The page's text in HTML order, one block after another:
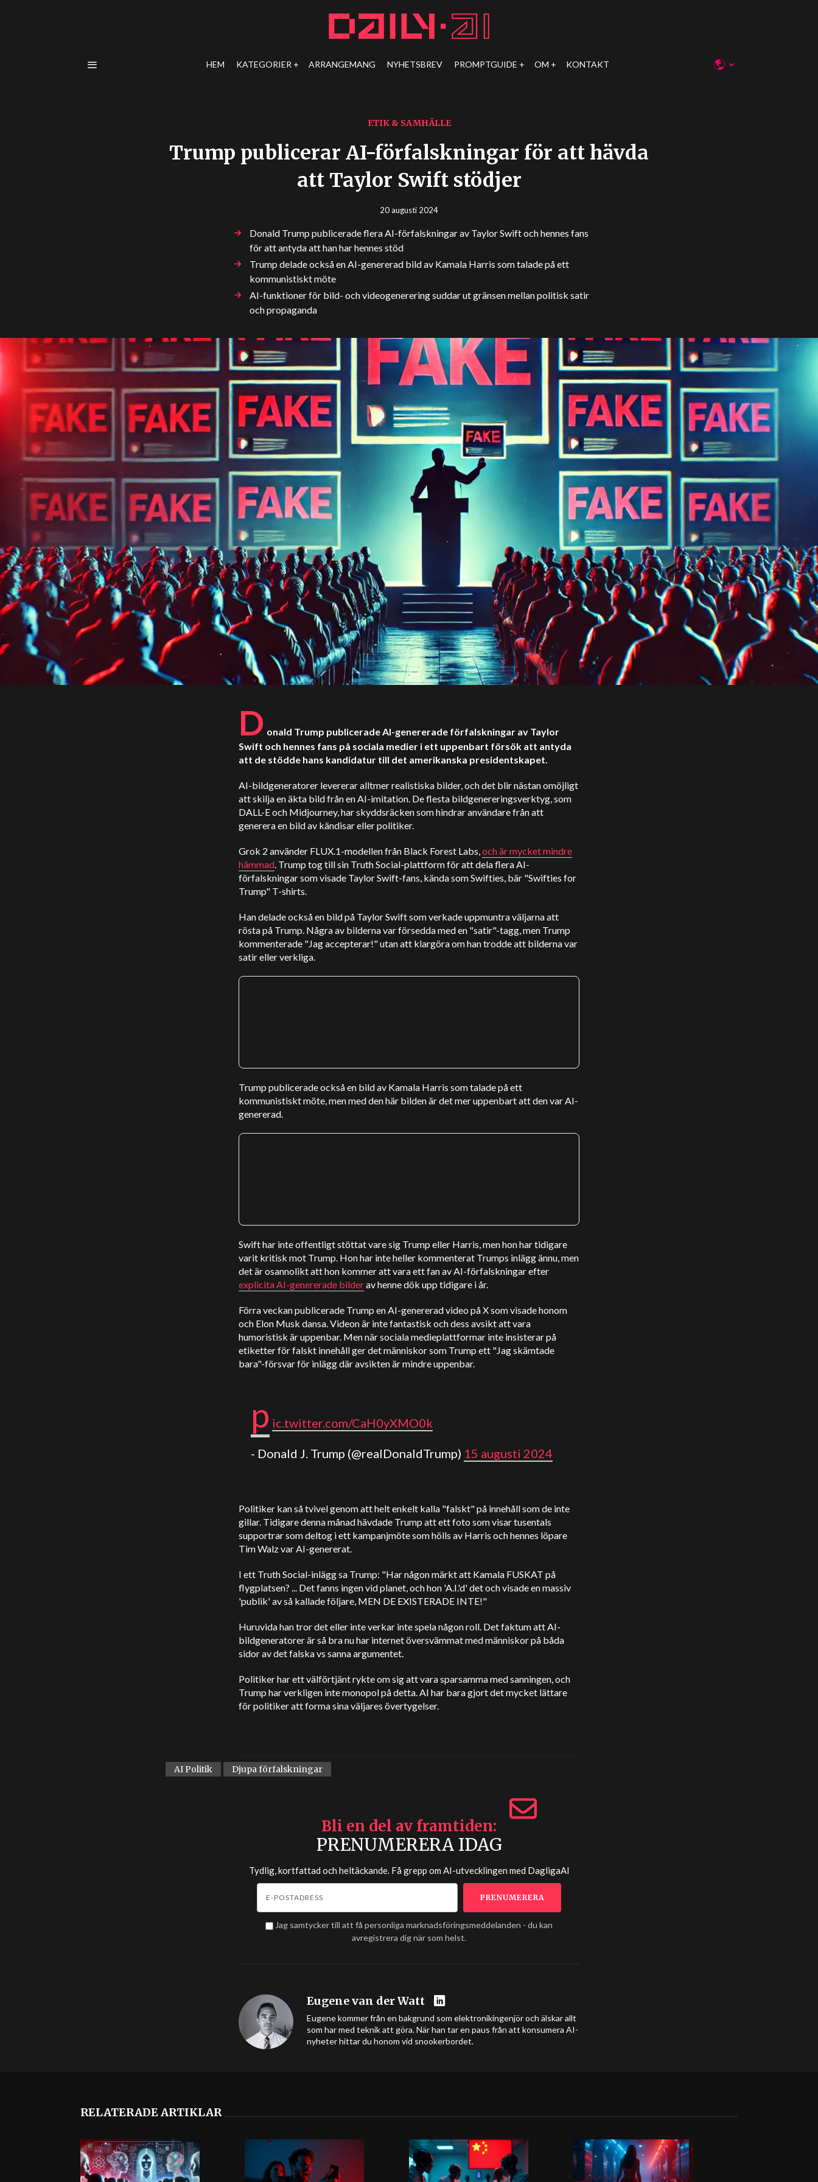
HEM KATEGORIER ARRANGEMANG NYHETSBREV PROMPTGUIDE OM KONTAKT
ETIK & SAMHÄLLE
Trump publicerar AI-förfalskningar för att hävda
att Taylor Swift stödjer
20 augusti 2024
Donald Trump publicerade flera AI-förfalskningar av Taylor Swift och hennes fans
för att antyda att han har hennes stöd
Trump delade också en AI-genererad bild av Kamala Harris som talade på ett
kommunistiskt möte
AI-funktioner för bild- och videogenerering suddar ut gränsen mellan politisk satir
och propaganda
D onald Trump publicerade AI-genererade förfalskningar av Taylor
Swift och hennes fans på sociala medier i ett uppenbart försök att antyda
att de stödde hans kandidatur till det amerikanska presidentskapet.
AI-bildgeneratorer levererar alltmer realistiska bilder, och det blir nästan omöjligt
att skilja en äkta bild från en AI-imitation. De flesta bildgenereringsverktyg, som
DALL-E och Midjourney, har skyddsräcken som hindrar användare från att
generera en bild av kändisar eller politiker.
Grok 2 använder FLUX.1-modellen från Black Forest Labs,och är mycket mindre
hämmad. Trump tog till sin Truth Social-plattform för att dela flera AI-
förfalskningar som visade Taylor Swift-fans, kända som Swifties, bär "Swifties for
Trump" T-shirts.
Han delade också en bild på Taylor Swift som verkade uppmuntra väljarna att
rösta på Trump. Några av bilderna var försedda med en "satir"-tagg, men Trump
kommenterade "Jag accepterar!" utan att klargöra om han trodde att bilderna var
satir eller verkliga.
Trump publicerade också en bild av Kamala Harris som talade på ett
kommunistiskt möte, men med den här bilden är det mer uppenbart att den var AI-
genererad.
Swift har inte offentligt stöttat vare sig Trump eller Harris, men hon har tidigare
varit kritisk mot Trump. Hon har inte heller kommenterat Trumps inlägg ännu, men
det är osannolikt att hon kommer att vara ett fan av AI-förfalskningar efter
explicita AI-genererade bilderav henne dök upp tidigare i år.
Förra veckan publicerade Trump en AI-genererad video på X som visade honom
och Elon Musk dansa. Videon är inte fantastisk och dess avsikt att vara
humoristisk är uppenbar. Men när sociala medieplattformar inte insisterar på
etiketter för falskt innehåll ger det människor som Trump ett "Jag skämtade
bara"-försvar för inlägg där avsikten är mindre uppenbar.
p ic.twitter.com/CaH0yXMO0k
- Donald J. Trump (@realDonaldTrump) 15 augusti 2024
Politiker kan så tvivel genom att helt enkelt kalla "falskt" på innehåll som de inte
gillar. Tidigare denna månad hävdade Trump att ett foto som visar tusentals
supportrar som deltog i ett kampanjmöte som hölls av Harris och hennes löpare
Tim Walz var AI-genererat.
I ett Truth Social-inlägg sa Trump: "Har någon märkt att Kamala FUSKAT på
flygplatsen? ... Det fanns ingen vid planet, och hon 'A.I.'d' det och visade en massiv
'publik' av så kallade följare, MEN DE EXISTERADE INTE!"
Huruvida han tror det eller inte verkar inte spela någon roll. Det faktum att AI-
bildgeneratorer är så bra nu har internet översvämmat med människor på båda
sidor av det falska vs sanna argumentet.
Politiker har ett välförtjänt rykte om sig att vara sparsamma med sanningen, och
Trump har verkligen inte monopol på detta. AI har bara gjort det mycket lättare
för politiker att forma sina väljares övertygelser.
AI Politik Djupa förfalskningar
Bli en del av framtiden
PRENUMERERA IDAG
Tydlig, kortfattad och heltäckande. Få grepp om AI-utvecklingen med DagligaAI
Jag samtycker till att få personliga marknadsföringsmeddelanden - du kan
avregistrera dig när som helst.
Eugene van der Watt
Eugene kommer från en bakgrund som elektronikingenjör och älskar allt
som har med teknik att göra. När han tar en paus från att konsumera AI-
nyheter hittar du honom vid snookerbordet.
RELATERADE ARTIKLAR